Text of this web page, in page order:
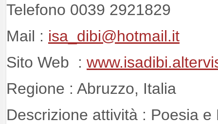
Telefono 0039 2921829
Mail : isa_dibi@hotmail.it
Sito Web :
Regione : Abruzzo, Italia
Descrizione attività : Poesia